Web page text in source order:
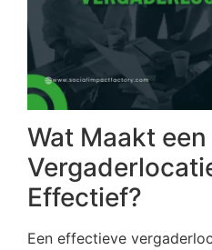
Wat Maakt een
Effectief?
Een effectieve